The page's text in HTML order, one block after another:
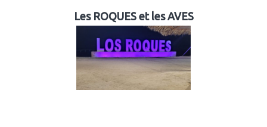
Les ROQUES et les AVES